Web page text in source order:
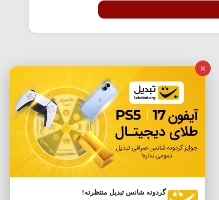
×
گردونه شانس تبدیل منتظرته!